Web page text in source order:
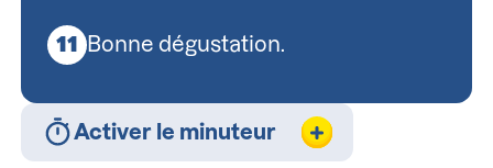
Bonne dégustation.
Activer le minuteur